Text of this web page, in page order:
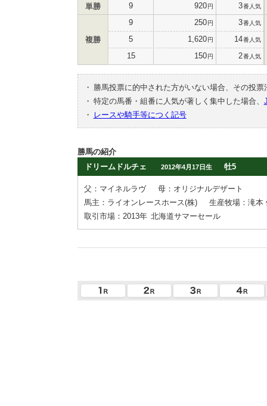
単勝 9 920円 3番人気
複勝
9 250円 3番人気
5 1,620円 14番人気
15 150円 2番人気
・
勝馬投票に的中された方がいない場合、その投
・ 特定の馬番・組番に人気が著しく集中した場合、
・
レースや騎手等につく記号
勝馬の紹介
ドリームドルチェ
2012年4月17日生 牡5
父：マイネルラヴ
母：オリジナルデザート
馬主：ライオンレースホース(株)
生産牧場：滝本
取引市場：2013年 北海道サマーセール